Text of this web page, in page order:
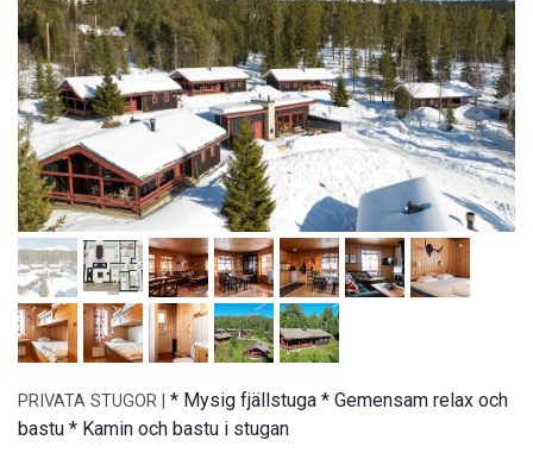
PRIVATA STUGOR |
* Mysig fjällstuga * Gemensam relax och
bastu * Kamin och bastu i stugan